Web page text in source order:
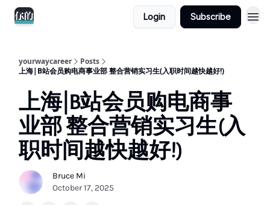
Login Subscribe
yourwaycareer
Posts
上海|B站会员购电商事业部 整合营销实习生(入职时间越快越好!)
上海|B站会员购电商事
业部 整合营销实习生(入
职时间越快越好!)
Bruce Mi
October 17, 2025